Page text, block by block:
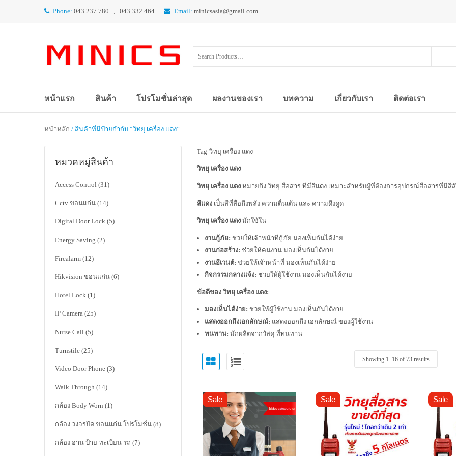
Phone: 043 237 780 , 043 332 464 Email: minicsasia@gmail.com
หน้าแรก สินค้า โปรโมชั่นล่าสุด ผลงานของเรา บทความ เกี่ยวกับเรา ติดต่อเรา
หน้าหลัก / สินค้าที่มีป้ายกำกับ “วิทยุ เครื่อง แดง”
หมวดหมู่สินค้า
Access Control (31)
Cctv ขอนแก่น (14)
Digital Door Lock (5)
Energy Saving (2)
Firealarm (12)
Hikvision ขอนแก่น (6)
Hotel Lock (1)
IP Camera (25)
Nurse Call (5)
Turnstile (25)
Video Door Phone (3)
Walk Through (14)
กล้อง Body Worn (1)
กล้อง วงจรปิด ขอนแก่น โปรโมชั่น (8)
กล้อง อ่าน ป้าย ทะเบียน รถ (7)
Tag-วิทยุ เครื่อง แดง
วิทยุ เครื่อง แดง
วิทยุ เครื่อง แดง หมายถึง วิทยุ สื่อสาร ที่มีสีแดง เหมาะสำหรับผู้ที่ต้องการอุปกรณ์สื่อสารที่มีสี
สีแดง เป็นสีที่สื่อถึงพลัง ความตื่นเต้น และ ความดึงดูด
วิทยุ เครื่อง แดง มักใช้ใน
งานกู้ภัย: ช่วยให้เจ้าหน้าที่กู้ภัย มองเห็นกันได้ง่าย
งานก่อสร้าง: ช่วยให้คนงาน มองเห็นกันได้ง่าย
งานอีเวนต์: ช่วยให้เจ้าหน้าที่ มองเห็นกันได้ง่าย
กิจกรรมกลางแจ้ง: ช่วยให้ผู้ใช้งาน มองเห็นกันได้ง่าย
ข้อดีของ วิทยุ เครื่อง แดง:
มองเห็นได้ง่าย: ช่วยให้ผู้ใช้งาน มองเห็นกันได้ง่าย
แสดงออกถึงเอกลักษณ์: แสดงออกถึง เอกลักษณ์ ของผู้ใช้งาน
ทนทาน: มักผลิตจากวัสดุ ที่ทนทาน
Showing 1–16of 73 results
Sale Sale Sale